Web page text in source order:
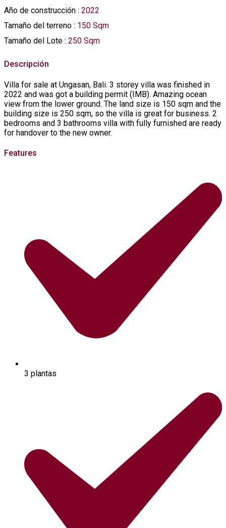
Año de construcción : 2022
Tamaño del terreno : 150 Sqm
Tamaño del Lote : 250 Sqm
Descripción
Villa for sale at Ungasan, Bali. 3 storey villa was finished in
2022 and was got a building permit (IMB). Amazing ocean
view from the lower ground. The land size is 150 sqm and the
building size is 250 sqm, so the villa is great for business. 2
bedrooms and 3 bathrooms villa with fully furnished are ready
for handover to the new owner.
Features
3 plantas